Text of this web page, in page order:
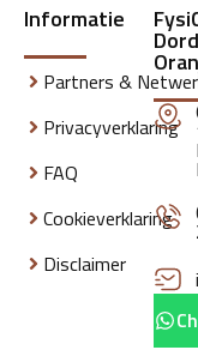
Informatie
Partners &
Privacyverklaring
FAQ
Cookieverklaring
Disclaimer